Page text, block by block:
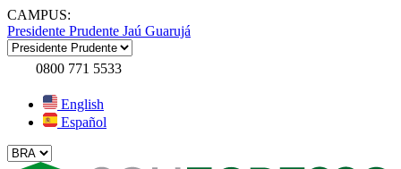
CAMPUS:
Presidente Prudente Jaú Guarujá
0800 771 5533
English
Español